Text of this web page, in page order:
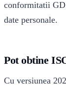
conformitatii
date personale.
Pot obtine
Cu versiunea